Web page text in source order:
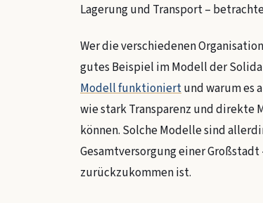
Lagerung und Transport –
Wer die verschiedenen
gutes Beispiel im Modell der
Modell funktioniertund warum es
wie stark Transparenz und
können. Solche Modelle sind
Gesamtversorgung einer
zurückzukommen ist.